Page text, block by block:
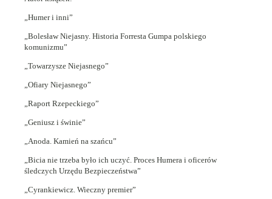
„Humer i inni”
„Bolesław Niejasny. Historia Forresta Gumpa polskiego
komunizmu”
„Towarzysze Niejasnego”
„Ofiary Niejasnego”
„Raport Rzepeckiego”
„Geniusz i świnie”
„Anoda. Kamień na szańcu”
„Bicia nie trzeba było ich uczyć. Proces Humera i oficerów
śledczych Urzędu Bezpieczeństwa”
„Cyrankiewicz. Wieczny premier”